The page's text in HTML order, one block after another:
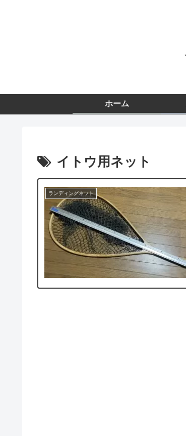
ホーム
イトウ用ネット
ランディングネット